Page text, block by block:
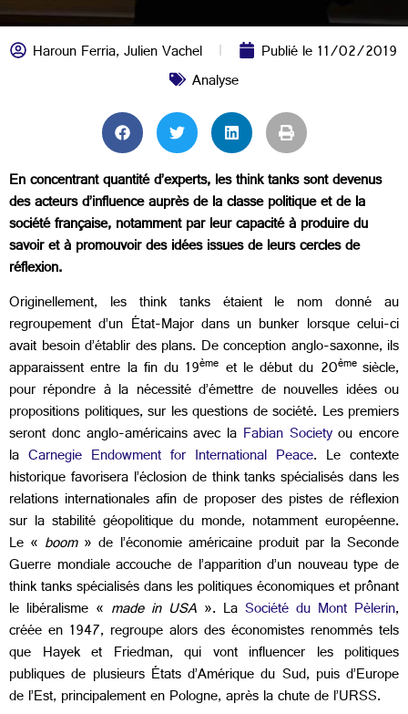
Haroun Ferria,Julien Vachel Publié le11/02/2019
Analyse
En concentrant quantité d’experts, les think tanks sont devenus
des acteurs d’influence auprès de la classe politique et de la
société française, notamment par leur capacité à produire du
savoir et à promouvoir des idées issues de leurs cercles de
réflexion.
Originellement, les think tanks étaient le nom donné au
regroupement d’un État-Major dans un bunker lorsque celui-ci
avait besoin d’établir des plans. De conception anglo-saxonne, ils
apparaissent entre la fin du 19ème et le début du 20èmesiècle,
pour répondre à la nécessité d’émettre de nouvelles idées ou
propositions politiques, sur les questions de société. Les premiers
seront donc anglo-américains avec la Fabian Societyou encore
la Carnegie Endowment for International Peace. Le contexte
historique favorisera l’éclosion de think tanks spécialisés dans les
relations internationales afin de proposer des pistes de réflexion
sur la stabilité géopolitique du monde, notamment européenne.
Le « boom» de l’économie américaine produit par la Seconde
Guerre mondiale accouche de l’apparition d’un nouveau type de
think tanks spécialisés dans les politiques économiques et prônant
le libéralisme « made in USA ». La Société du Mont Pèlerin,
créée en 1947, regroupe alors des économistes renommés tels
que Hayek et Friedman, qui vont influencer les politiques
publiques de plusieurs États d’Amérique du Sud, puis d’Europe
de l’Est, principalement en Pologne, après la chute de l’URSS.